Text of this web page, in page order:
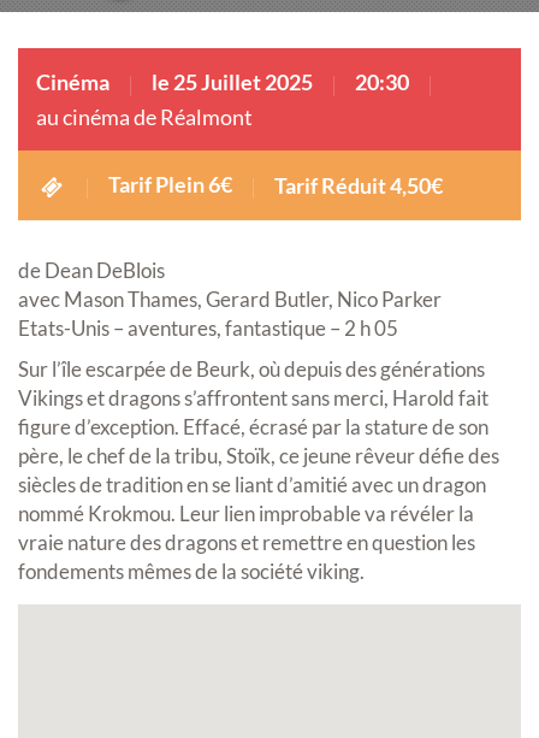
Cinéma le 25 Juillet 2025
20:30
au cinéma de Réalmont
Tarif Plein 6€ Tarif Réduit 4,50€
de Dean DeBlois
avec Mason Thames, Gerard Butler, Nico Parker
Etats-Unis – aventures, fantastique – 2 h 05
Sur l’île escarpée de Beurk, où depuis des générations
Vikings et dragons s’affrontent sans merci, Harold fait
figure d’exception. Effacé, écrasé par la stature de son
père, le chef de la tribu, Stoïk, ce jeune rêveur défie des
siècles de tradition en se liant d’amitié avec un dragon
nommé Krokmou. Leur lien improbable va révéler la
vraie nature des dragons et remettre en question les
fondements mêmes de la société viking.